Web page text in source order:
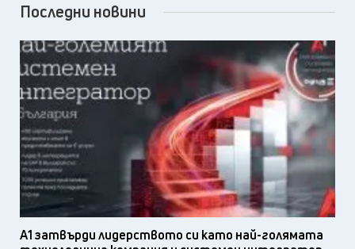
Последни новини
А1 затвърди лидерството си като най-голямата